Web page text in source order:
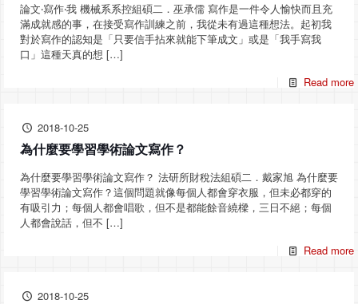
論文‧寫作‧我 機械系系控組碩二．巫承儒 寫作是一件令人愉快而且充
滿成就感的事，在接受寫作訓練之前，我從未有過這種想法。起初我
對於寫作的認知是「只要信手拈來就能下筆成文」或是「我手寫我
口」這種天真的想 […]
Read more
2018-10-25
為什麼要學習學術論文寫作？
為什麼要學習學術論文寫作？ 法研所財稅法組碩二．戴家旭 為什麼要
學習學術論文寫作？這個問題就像每個人都會穿衣服，但未必都穿的
有吸引力；每個人都會唱歌，但不是都能餘音繞樑，三日不絕；每個
人都會說話，但不 […]
Read more
2018-10-25